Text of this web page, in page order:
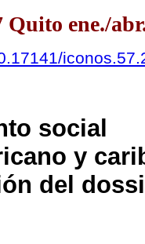
ene./
social
y
del